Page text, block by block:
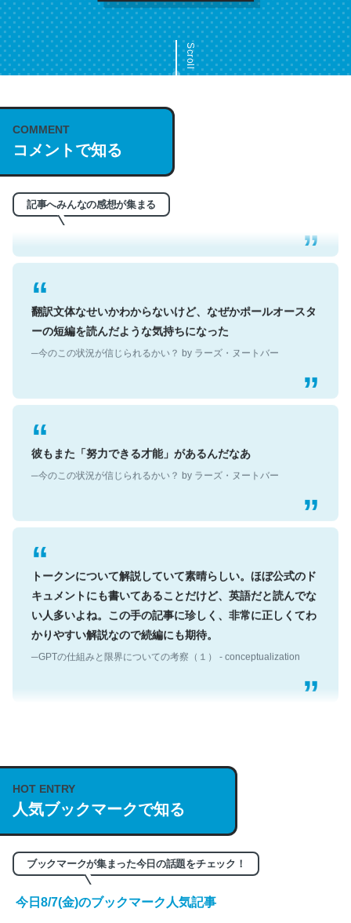
Scroll
COMMENT
コメントで知る
記事へみんなの感想が集まる
これは名文。彼はとてもクレバーなんだろうなと凄く思
─今のこの状況が信じられるかい？ by ラーズ・ヌートバー
翻訳文体なせいかわからないけど、なぜかポールオースタ
ーの短編を読んだような気持ちになった
─今のこの状況が信じられるかい？ by ラーズ・ヌートバー
彼もまた「努力できる才能」があるんだなあ
─今のこの状況が信じられるかい？ by ラーズ・ヌートバー
トークンについて解説していて素晴らしい。ほぼ公式のド
キュメントにも書いてあることだけど、英語だと読んでな
い人多いよね。この手の記事に珍しく、非常に正しくてわ
かりやすい解説なので続編にも期待。
─GPTの仕組みと限界についての考察（１） - conceptualization
説してる記事が少ないので貴重な良記事。/続編来た
https://isobe324649.hatenablog.com/entry/2023/03/27
/064121
─GPTの仕組みと限界についての考察（１） - conceptualization
HOT ENTRY
人気ブックマークで知る
ブックマークが集まった今日の話題をチェック！
今日8/7(金)のブックマーク人気記事